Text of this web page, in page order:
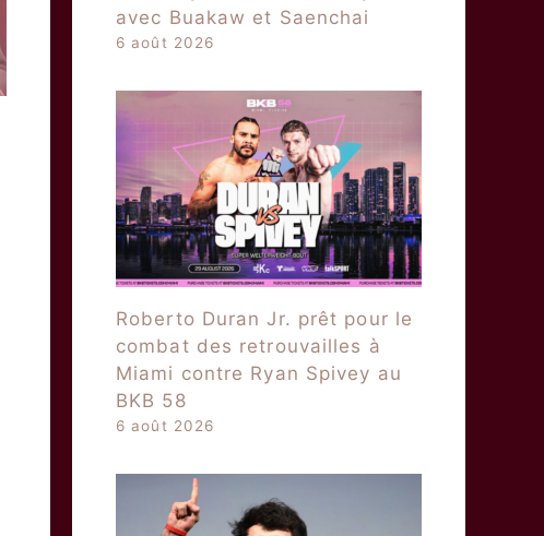
avec Buakaw et Saenchai
6 août 2026
Roberto Duran Jr. prêt pour le
combat des retrouvailles à
Miami contre Ryan Spivey au
BKB 58
6 août 2026